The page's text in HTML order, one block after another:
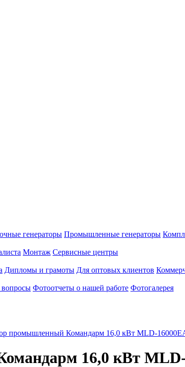
генераторы Промышленные генераторы
Монтаж Сервисные центры
Дипломы и грамоты Для оптовых клиентов
вопросы Фотоотчеты о нашей работе Фотогалерея
промышленный Командарм 16,0 кВт MLD-
16,0 кВт